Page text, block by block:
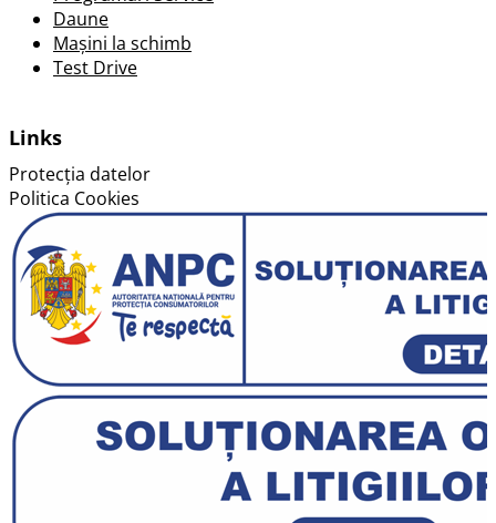
Daune
Mașini la schimb
Test Drive
Links
Protecția datelor
Politica Cookies